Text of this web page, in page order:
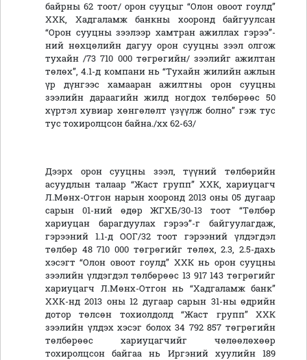
байрны 62 тоот/ орон сууцыг “Олон овоот гоулд”
ХХК, Хадгаламж банкны хооронд байгуулсан
“Орон сууцны зээлээр хамтран ажиллах гэрээ”-
ний нөхцөлийн дагуу орон сууцны зээл олгож
тухайн /73 710 000 төгрөгийн/ зээлийг ажилтан
төлөх”, 4.1-д компани нь “Тухайн жилийн ажлын
үр дүнгээс хамааран ажилтны орон сууцны
зээлийн дараагийн жилд ногдох төлбөрөөс 50
хүртэл хувиар хөнгөлөлт үзүүлж болно” гэж тус
тус тохиролцсон байна./хх 62-63/
Дээрх орон сууцны зээл, түүний төлбөрийн
асуудлын талаар “Жаст групп” ХХК, хариуцагч
Л.Мөнх-Отгон нарын хооронд 2013 оны 05 дугаар
сарын 01-ний өдөр ЖГХБ/30-13 тоот “Төлбөр
хариуцан барагдуулах гэрээ”-г байгуулагдаж,
гэрээний 1.1-д ООГ/32 тоот гэрээний үлдэгдэл
төлбөр 48 710 000 төгрөгийг төлөх, 2.3, 2.5-дахь
хэсэгт “Олон овоот гоулд” ХХК нь орон сууцны
зээлийн үлдэгдэл төлбөрөөс 13 917 143 төгрөгийг
хариуцагч Л.Мөнх-Отгон нь “Хадгаламж банк”
ХХК-нд 2013 оны 12 дугаар сарын 31-ны өдрийн
дотор төлсөн тохиолдолд “Жаст групп” ХХК
зээлийн үлдэх хэсэг болох 34 792 857 төгрөгийн
төлбөрөөс хариуцагчийг чөлөөлөхөөр
тохиролцсон байгаа нь Иргэний хуулийн 189